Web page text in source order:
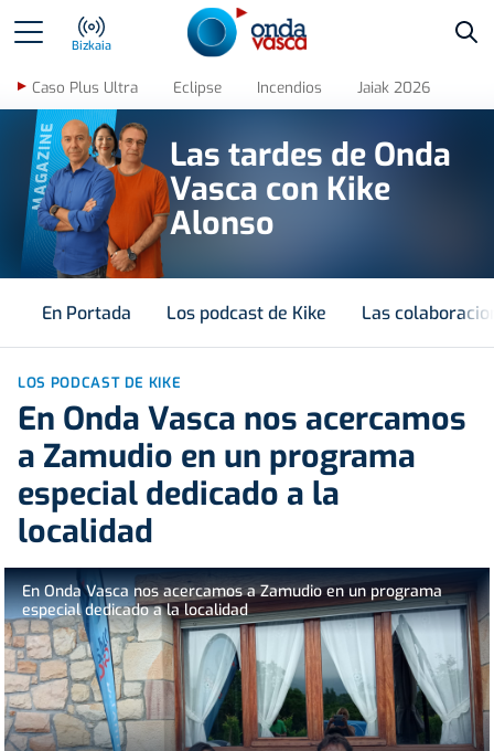
Bizkaia
Caso Plus Ultra Eclipse Incendios Jaiak 2026
MAGAZINE
Las tardes de Onda
Vasca con Kike
Alonso
En Portada Los podcast de Kike Las
LOS PODCAST DE KIKE
En Onda Vasca nos acercamos
a Zamudio en un programa
especial dedicado a la
localidad
En Onda Vasca nos acercamos a Zamudio en un programa
especial dedicado a la localidad